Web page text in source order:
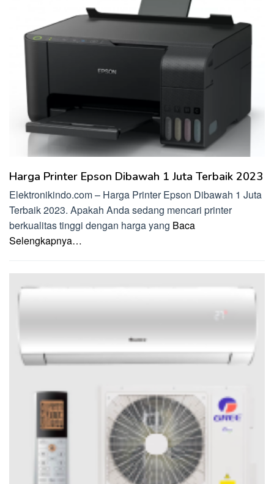
Harga Printer Epson Dibawah 1 Juta Terbaik 2023
Elektronikindo.com – Harga Printer Epson Dibawah 1 Juta
Terbaik 2023. Apakah Anda sedang mencari printer
berkualitas tinggi dengan harga yang Baca
Selengkapnya…